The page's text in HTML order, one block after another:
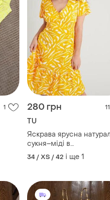
1 280 грн 11
TU
Яскрава ярусна
сукня–міді в
анімалістичний принт/
плаття –міді
34 / XS / 42 і ще 1